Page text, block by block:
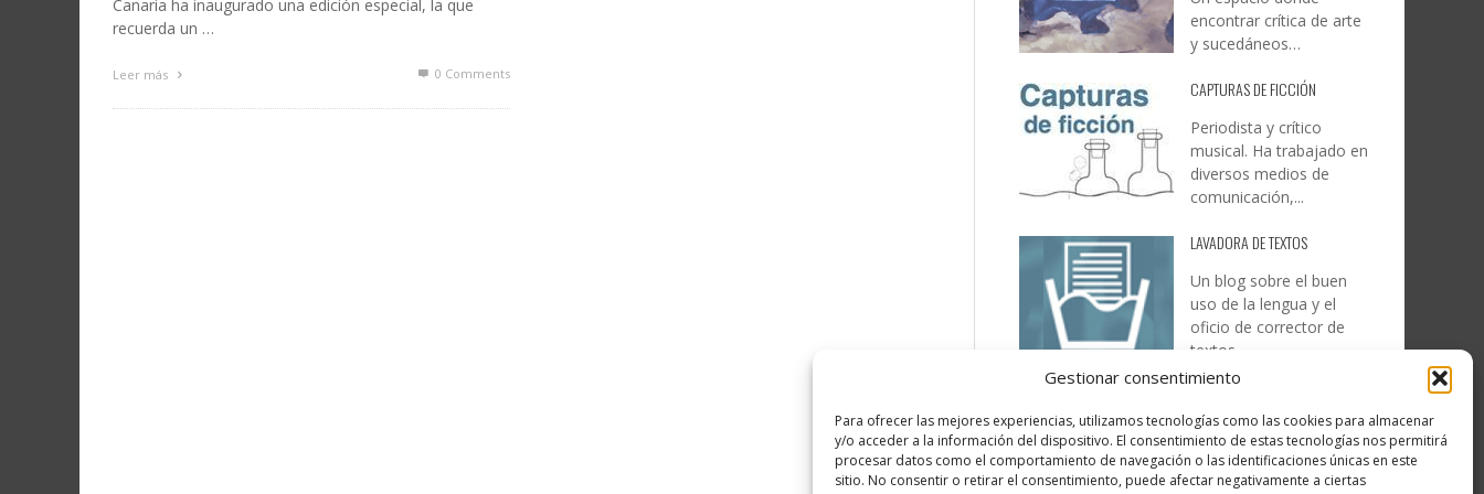
Gestionar consentimiento
Para ofrecer las mejores experiencias, utilizamos tecnologías como las cookies para almacenar
y/o acceder a la información del dispositivo. El consentimiento de estas tecnologías nos permitirá
procesar datos como el comportamiento de navegación o las identificaciones únicas en este
sitio. No consentir o retirar el consentimiento, puede afectar negativamente a ciertas
Canaria ha inaugurado una edición especial, la que
recuerda un …
Leer más 0 Comments
encontrar crítica de arte
y sucedáneos…
CAPTURAS DE FICCIÓN
Periodista y crítico
musical. Ha trabajado en
diversos medios de
comunicación,...
LAVADORA DE TEXTOS
Un blog sobre el buen
uso de la lengua y el
oficio de corrector de
textos…
…la realidad, es que cada
día es más complicado
realizar esos temas…